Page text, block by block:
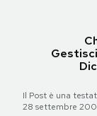
Il Post è una
28 settembre